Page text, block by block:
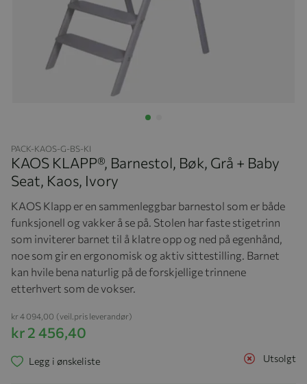
PACK-KAOS-G-BS-KI
KAOS KLAPP®, Barnestol, Bøk, Grå + Baby
Seat, Kaos, Ivory
KAOS Klapp er en sammenleggbar barnestol som er både
funksjonell og vakker å se på. Stolen har faste stigetrinn
som inviterer barnet til å klatre opp og ned på egenhånd,
noe som gir en ergonomisk og aktiv sittestilling. Barnet
kan hvile bena naturlig på de forskjellige trinnene
etterhvert som de vokser.
kr 2 456,40
(veil.pris leverandør)
kr 4 094,00
Utsolgt
Legg i ønskeliste